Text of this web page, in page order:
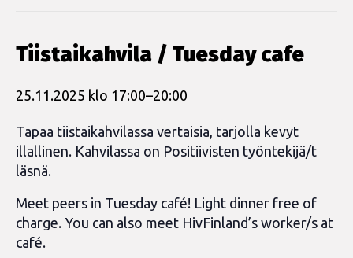
Tiistaikahvila / Tuesday cafe
25.11.2025 klo 17:00–20:00
Tapaa tiistaikahvilassa vertaisia, tarjolla kevyt
illallinen. Kahvilassa on Positiivisten työntekijä/t
läsnä.
Meet peers in Tuesday café! Light dinner free of
charge. You can also meet HivFinland’s worker/s at
café.